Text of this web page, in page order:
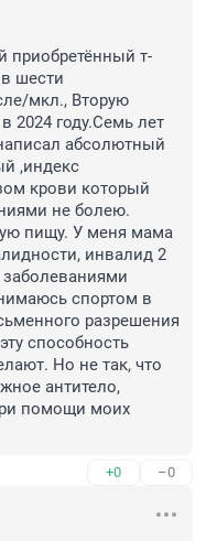
приобретённый т-
шести
мкл., Вторую
2024 году.Семь лет
абсолютный
,индекс
крови который
не болею.
пищу. У меня мама
инвалид 2
спортом в
разрешения
способность
Но не так, что
антитело,
помощи моих
+0 –0